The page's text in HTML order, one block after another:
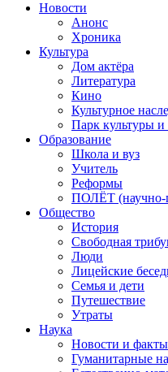
Новости
Анонс
Хроника
Культура
Дом актёра
Литература
Кино
Культурное
Парк культуры и
Образование
Школа и вуз
Учитель
Реформы
ПОЛЁТ (научно-
Общество
История
Свободная
Люди
Лицейские
Семья и дети
Путешествие
Утраты
Наука
Новости и факты
Гуманитарные